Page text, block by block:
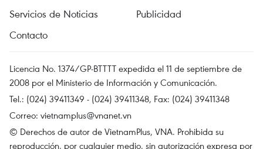
Servicios de Noticias
Publicidad
Contacto
Licencia No. 1374/GP-BTTTT expedida el 11 de septiembre de
2008 por el Ministerio de Información y Comunicación.
Tel.: (024) 39411349 - (024) 39411348, Fax: (024) 39411348
Correo: vietnamplus@vnanet.vn
© Derechos de autor de VietnamPlus, VNA. Prohibida su
reproducción, por cualquier medio, sin autorización expresa por